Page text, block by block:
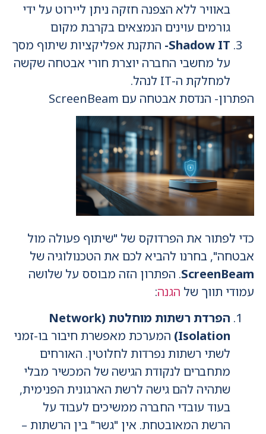
באוויר ללא הצפנה חזקה ניתן ליירוט על ידי
גורמים עוינים הנמצאים בקרבת מקום
Shadow IT- התקנת אפליקציות שיתוף מסך
על מחשבי החברה יוצרת חורי אבטחה שקשה
למחלקת ה-IT לנהל.
הפתרון- הנדסת אבטחה עם ScreenBeam
כדי לפתור את הפרדוקס של "שיתוף פעולה מול
אבטחה", בחרנו להביא לכם את הטכנולוגיה של
ScreenBeam. הפתרון הזה מבוסס על שלושה
עמודי תווך של הגנה:
הפרדת רשתות מוחלטת (Network
Isolation) המערכת מאפשרת חיבור בו-זמני
לשתי רשתות נפרדות לחלוטין. האורחים
מתחברים לנקודת הגישה של המכשיר מבלי
שתהיה להם גישה לרשת הארגונית הפנימית,
בעוד עובדי החברה ממשיכים לעבוד על
הרשת המאובטחת. אין "גשר" בין הרשתות –